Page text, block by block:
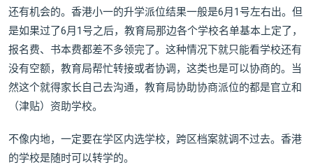
还有机会的。香港小一的升学派位结果一般是6月1号左右出。但
是如果过了6月1号之后，教育局那边各个学校名单基本上定了，
报名费、书本费都差不多领完了。这种情况下就只能看学校还有
没有空额，教育局帮忙转接或者协调，这类也是可以协商的。当
然这个就得家长自己去沟通，教育局协助协商派位的都是官立和
（津贴）资助学校。
不像内地，一定要在学区内选学校，跨区档案就调不过去。香港
的学校是随时可以转学的。